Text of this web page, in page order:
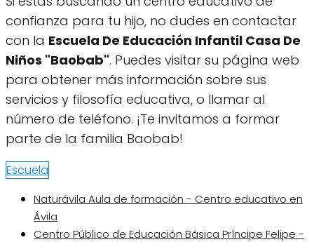
confianza para tu hijo, no dudes en contactar
con la Escuela De Educación Infantil Casa De
Niños "Baobab". Puedes visitar su página web
para obtener más información sobre sus
servicios y filosofía educativa, o llamar al
número de teléfono. ¡Te invitamos a formar
parte de la familia Baobab!
Escuela
Naturávila Aula de formación - Centro educativo en
Ávila‎
Centro Público de Educación Básica Príncipe Felipe -